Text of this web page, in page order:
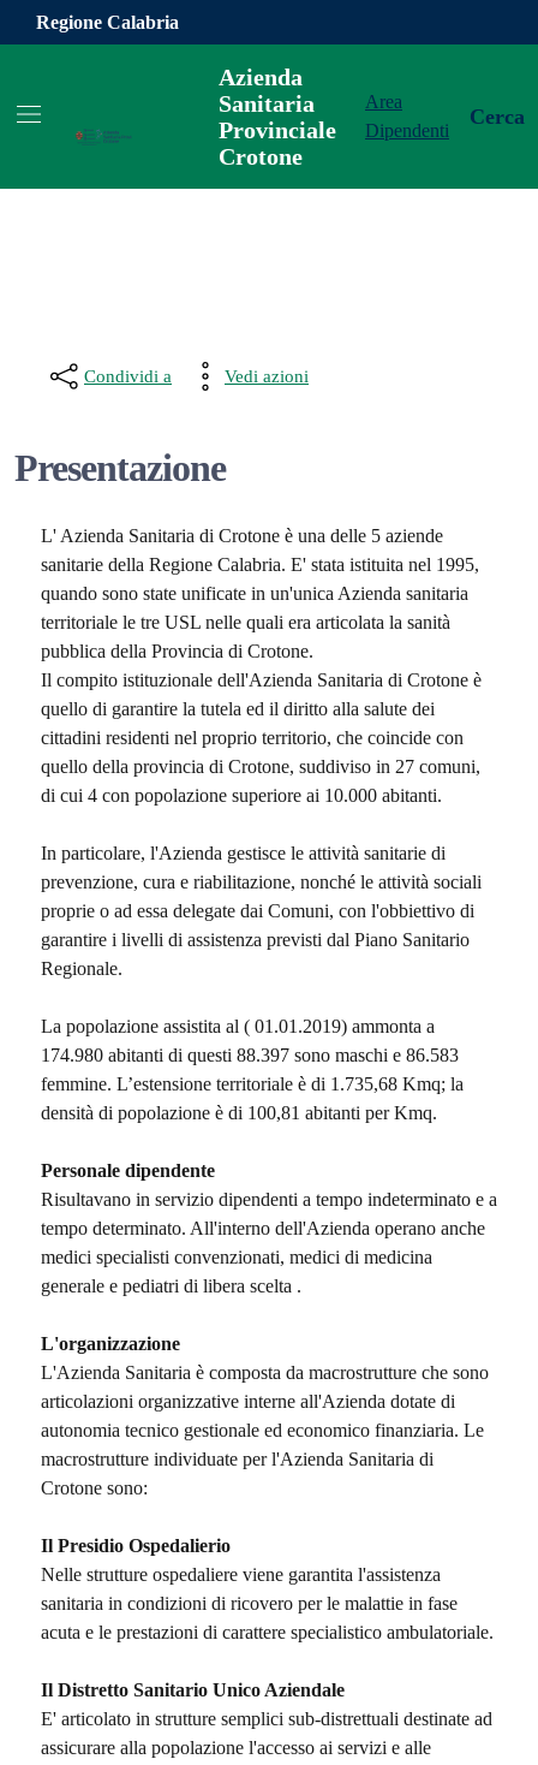
Vai ai contenuti
Vai al footer
Regione Calabria
Azienda
Sanitaria
Provinciale
Crotone
Area
Dipendenti
Cerca
Condividi a Vedi azioni
Presentazione
L' Azienda Sanitaria di Crotone è una delle 5 aziende
sanitarie della Regione Calabria. E' stata istituita nel 1995,
quando sono state unificate in un'unica Azienda sanitaria
territoriale le tre USL nelle quali era articolata la sanità
pubblica della Provincia di Crotone.
Il compito istituzionale dell'Azienda Sanitaria di Crotone è
quello di garantire la tutela ed il diritto alla salute dei
cittadini residenti nel proprio territorio, che coincide con
quello della provincia di Crotone, suddiviso in 27 comuni,
di cui 4 con popolazione superiore ai 10.000 abitanti.
In particolare, l'Azienda gestisce le attività sanitarie di
prevenzione, cura e riabilitazione, nonché le attività sociali
proprie o ad essa delegate dai Comuni, con l'obbiettivo di
garantire i livelli di assistenza previsti dal Piano Sanitario
Regionale.
La popolazione assistita al ( 01.01.2019) ammonta a
174.980 abitanti di questi 88.397 sono maschi e 86.583
femmine. L’estensione territoriale è di 1.735,68 Kmq; la
densità di popolazione è di 100,81 abitanti per Kmq.
Personale dipendente
Risultavano in servizio dipendenti a tempo indeterminato e a
tempo determinato. All'interno dell'Azienda operano anche
medici specialisti convenzionati, medici di medicina
generale e pediatri di libera scelta .
L'organizzazione
L'Azienda Sanitaria è composta da macrostrutture che sono
articolazioni organizzative interne all'Azienda dotate di
autonomia tecnico gestionale ed economico finanziaria. Le
macrostrutture individuate per l'Azienda Sanitaria di
Crotone sono:
Il Presidio Ospedalierio
Nelle strutture ospedaliere viene garantita l'assistenza
sanitaria in condizioni di ricovero per le malattie in fase
acuta e le prestazioni di carattere specialistico ambulatoriale.
Il Distretto Sanitario Unico Aziendale
E' articolato in strutture semplici sub-distrettuali destinate ad
assicurare alla popolazione l'accesso ai servizi e alle